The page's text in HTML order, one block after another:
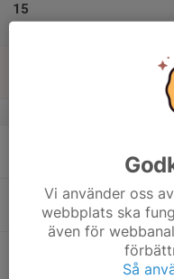
15
Vi använder oss
webbplats ska
även för
Så